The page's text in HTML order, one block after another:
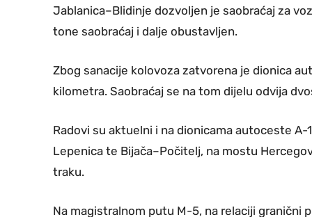
Jablanica–Blidinje dozvoljen je saobraćaj za
tone saobraćaj i dalje obustavljen.
Zbog sanacije kolovoza zatvorena je dionica
kilometra. Saobraćaj se na tom dijelu odvija
Radovi su aktuelni i na dionicama autoceste
Lepenica te Bijača–Počitelj, na mostu
traku.
Na magistralnom putu M-5, na relaciji granični